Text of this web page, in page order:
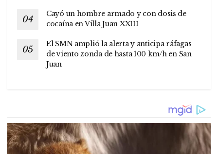
Cayó un hombre armado y con dosis de
cocaína en Villa Juan XXIII
El SMN amplió la alerta y anticipa ráfagas
de viento zonda de hasta 100 km/h en San
Juan